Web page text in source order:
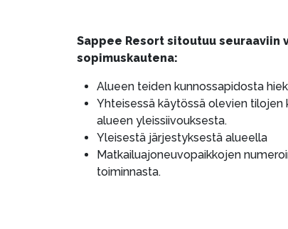
Sappee Resort sitoutuu seuraaviin
sopimuskautena:
Alueen teiden kunnossapidosta
Yhteisessä käytössä olevien tilojen
alueen yleissiivouksesta.
Yleisestä järjestyksestä alueella
Matkailuajoneuvopaikkojen
toiminnasta.